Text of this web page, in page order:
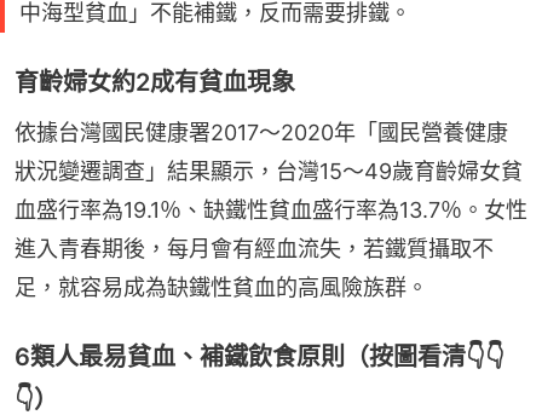
中海型貧血」不能補鐵，反而需要排鐵。
育齡婦女約2成有貧血現象
依據台灣國民健康署2017～2020年「國民營養健康
狀況變遷調查」結果顯示，台灣15～49歲育齡婦女貧
血盛行率為19.1％、缺鐵性貧血盛行率為13.7％。女性
進入青春期後，每月會有經血流失，若鐵質攝取不
足，就容易成為缺鐵性貧血的高風險族群。
6類人最易貧血、補鐵飲食原則（按圖看清👇👇
👇）